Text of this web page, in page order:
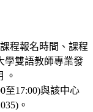
程報名時間、課程
學雙語教師專業發
。
至17:00)與該中心
。